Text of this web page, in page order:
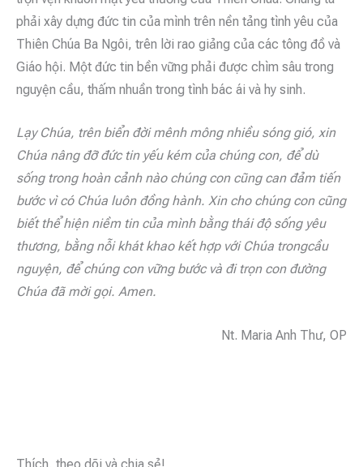
phải xây dựng đức tin của mình trên nền tảng tình yêu của
Thiên Chúa Ba Ngôi, trên lời rao giảng của các tông đồ và
Giáo hội. Một đức tin bền vững phải được chìm sâu trong
nguyện cầu, thấm nhuần trong tình bác ái và hy sinh.
Lạy Chúa, trên biển đời mênh mông nhiều sóng gió, xin
Chúa nâng đỡ đức tin yếu kém của chúng con, để dù
sống trong hoàn cảnh nào chúng con cũng can đảm tiến
bước vì có Chúa luôn đồng hành. Xin cho chúng con cũng
biết thể hiện niềm tin của mình bằng thái độ sống yêu
thương, bằng nỗi khát khao kết hợp với Chúa trongcầu
nguyện, để chúng con vững bước và đi trọn con đường
Chúa đã mời gọi. Amen.
Nt. Maria Anh Thư, OP